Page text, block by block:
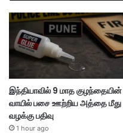
இந்தியாவில் 9 மாத குழந்தையின்
வாயில் பசை ஊற்றிய அத்தை மீது
வழக்கு பதிவு
1 hour ago